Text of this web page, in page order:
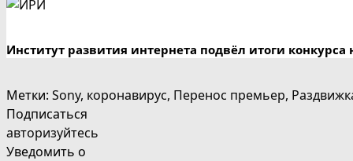
Институт развития интернета подвёл итоги
Метки: Sony, коронавирус, Перенос премьер,
Подписаться
авторизуйтесь
Уведомить о